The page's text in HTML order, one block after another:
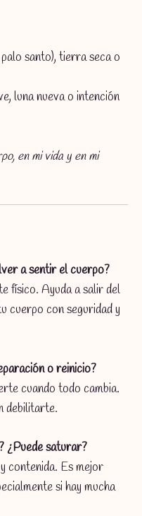
santo), tierra seca o
luna nueva o intención
en mi vida y en mi
a sentir el cuerpo?
físico. Ayuda a salir del
cuerpo con seguridad y
o reinicio?
cuando todo cambia.
debilitarte.
¿Puede saturar?
contenida. Es mejor
si hay mucha